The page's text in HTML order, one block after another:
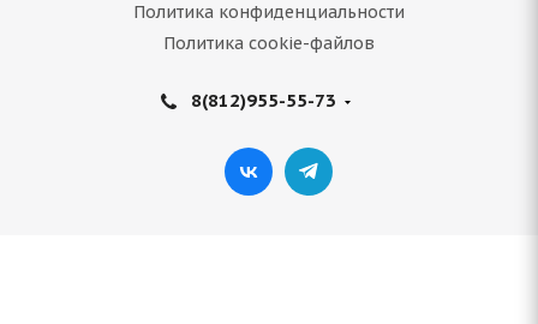
(Д) NZ SH599 5.5x14/4x98 ET35 D58.6 MB*
Политика конфиденциальности
Политика cookie-файлов
8(812)955-55-73